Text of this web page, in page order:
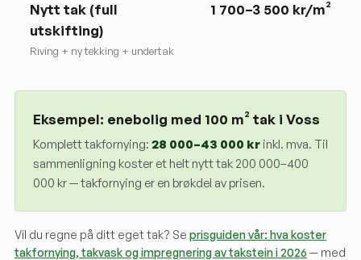
Nytt tak (full
utskifting)
Riving + ny tekking + undertak
1 700–3 500 kr/m²
Eksempel: enebolig med 100 m² tak i Voss
Komplett takfornying: 28 000–43 000 kr inkl. mva. Til
sammenligning koster et helt nytt tak 200 000–400
000 kr — takfornying er en brøkdel av prisen.
Vil du regne på ditt eget tak? Se prisguiden vår: hva koster
takfornying, takvask og impregnering av takstein i 2026 — med